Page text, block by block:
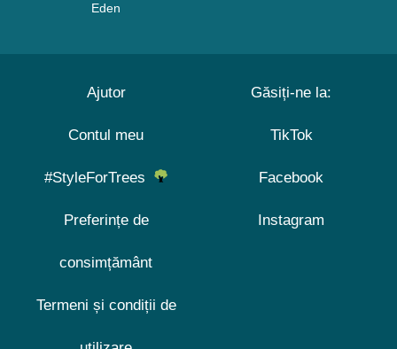
Eden
Ajutor
Contul meu
#StyleForTrees
Preferințe de
consimțământ
Termeni și condiții de
Găsiți-ne la:
TikTok
Facebook
Instagram